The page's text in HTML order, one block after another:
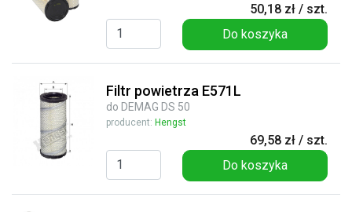
50,18 zł / szt.
Do koszyka
Filtr powietrza E571L
do DEMAG DS 50
producent: Hengst
69,58 zł / szt.
Do koszyka